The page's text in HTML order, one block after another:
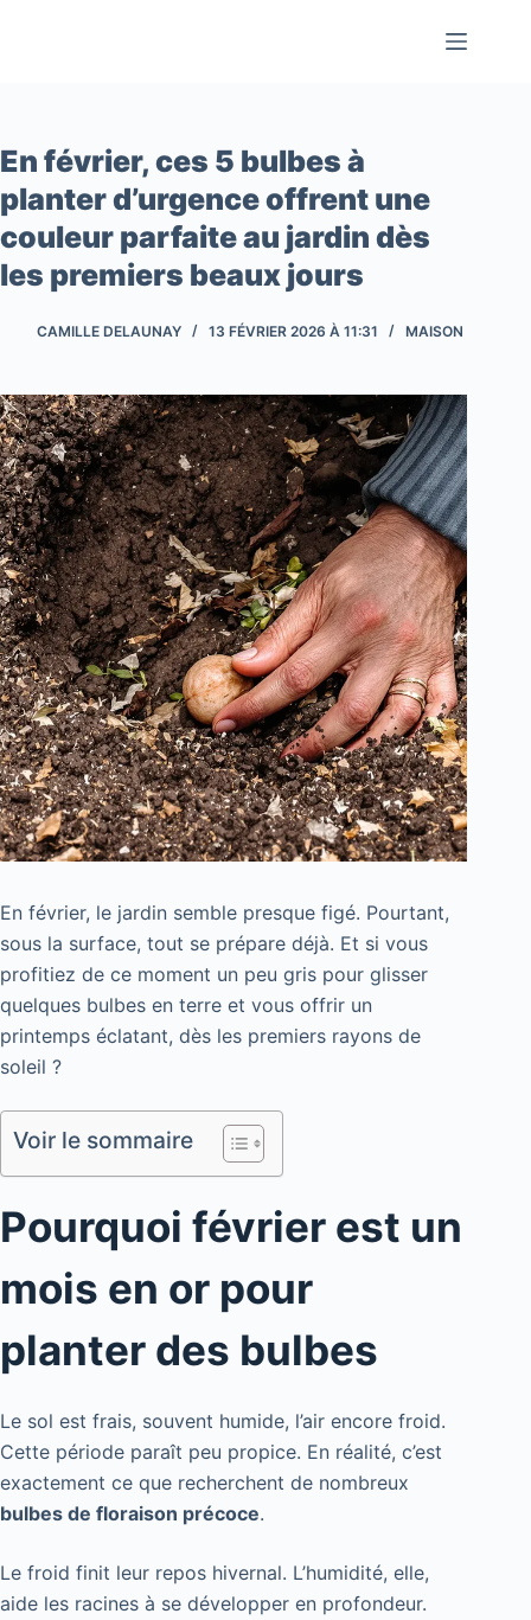
En février, ces 5 bulbes à
planter d’urgence offrent une
couleur parfaite au jardin dès
les premiers beaux jours
CAMILLE DELAUNAY 13 FÉVRIER 2026 À 11:31 MAISON
En février, le jardin semble presque figé. Pourtant,
sous la surface, tout se prépare déjà. Et si vous
profitiez de ce moment un peu gris pour glisser
quelques bulbes en terre et vous offrir un
printemps éclatant, dès les premiers rayons de
soleil ?
Voir le sommaire
Pourquoi février est un
mois en or pour
planter des bulbes
Le sol est frais, souvent humide, l’air encore froid.
Cette période paraît peu propice. En réalité, c’est
exactement ce que recherchent de nombreux
bulbes de floraison précoce.
Le froid finit leur repos hivernal. L’humidité, elle,
aide les racines à se développer en profondeur.